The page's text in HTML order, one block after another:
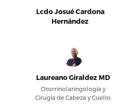
Lcdo Josué Cardona
Hernández
Laureano Giraldez MD
Otorrinolaringología y
Cirugía de Cabeza y Cuello